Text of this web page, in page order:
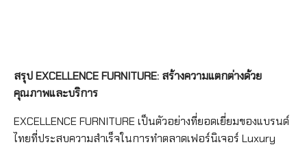
สรุป EXCELLENCE FURNITURE: สร้างความแตกต่างด้วย
คุณภาพและบริการ
EXCELLENCE FURNITURE เป็นตัวอย่างที่ยอดเยี่ยมของแบรนด์
ไทยที่ประสบความสำเร็จในการทำตลาดเฟอร์นิเจอร์ Luxury